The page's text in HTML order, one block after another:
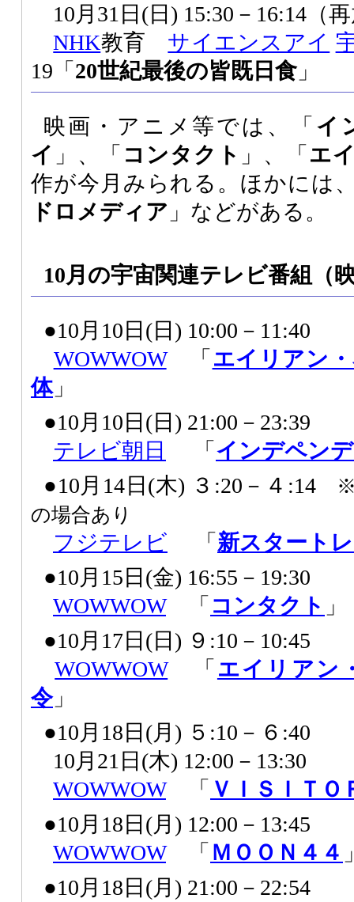
10月31日(日) 15:30－16:14（
NHK教育 サイエンスアイ
19「 20世紀最後の皆既日食」
映画・アニメ等では、「 イ
イ 」、「 コンタクト 」、「 エ
作が今月みられる。ほかには
ドロメディア 」などがある。
10月の宇宙関連テレビ番組 （
●10月10日(日) 10:00－11:40
WOWWOW「 エイリアン
体」
●10月10日(日) 21:00－23:39
テレビ朝日
「 インデペン
●10月14日(木) ３:20－４:14※
の場合あり
フジテレビ 「 新スタート
●10月15日(金) 16:55－19:30
WOWWOW「 コンタクト 」
●10月17日(日) ９:10－10:45
WOWWOW「 エイリアン
令」
●10月18日(月) ５:10－６:40
10月21日(木) 12:00－13:30
WOWWOW「 ＶＩＳＩＴＯ
●10月18日(月) 12:00－13:45
WOWWOW「 ＭＯＯＮ４４
●10月18日(月) 21:00－22:54